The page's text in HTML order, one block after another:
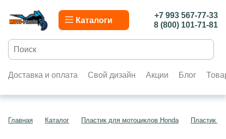
Каталоги
+7 993 567-77-33
8 (800) 101-71-81
Доставка и оплата Свой дизайн Акции Блог
Главная Каталог Пластик для мотоциклов Honda Пластик